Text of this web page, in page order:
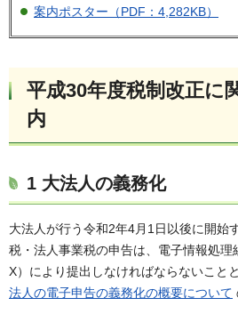
案内ポスター（PDF：4,282KB）
平成30年度税制改正に
内
1 大法人の義務化
大法人が行う令和2年4月1日以後に開始
税・法人事業税の申告は、電子情報処理
X）により提出しなければならないこと
法人の電子申告の義務化の概要について